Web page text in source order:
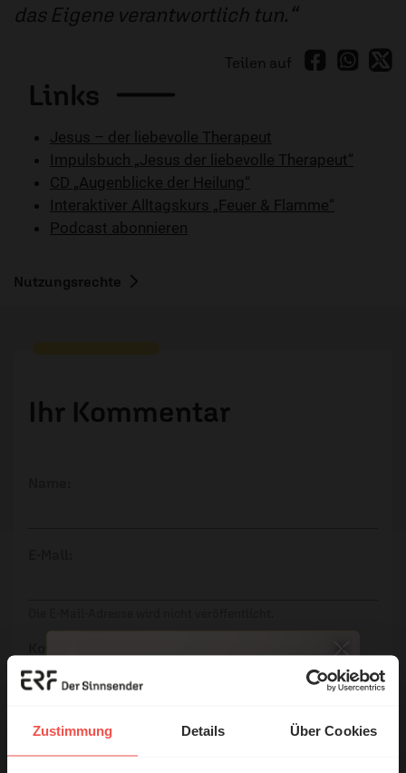
Zustimmung Details Über Cookies
das Eigene verantwortlich tun.
Teilen auf
Links
Jesus – der liebevolle Therapeut
Impulsbuch „Jesus der liebevolle Therapeut“
CD „Augenblicke der Heilung“
Interaktiver Alltagskurs „Feuer & Flamme“
Podcast abonnieren
Nutzungsrechte
Ihr Kommentar
Meinen Kommentar nicht öffentlich teilen.